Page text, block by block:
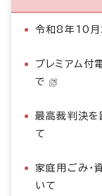
令和8年10月
プレミアム付
で
最高裁判決を
て
家庭用ごみ・
いて